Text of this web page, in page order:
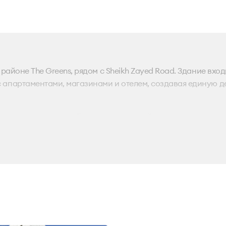
The Greens, рядом с Sheikh Zayed Road. Здание
магазинами и отелем, создавая единую
и функциональность.
офисах и выбрать оптимальное решение в The Onyx